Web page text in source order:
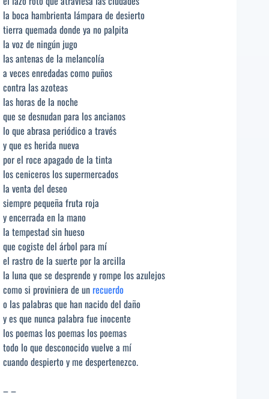
la boca hambrienta lámpara de desierto
tierra quemada donde ya no palpita
la voz de ningún jugo
las antenas de la melancolía
a veces enredadas como puños
contra las azoteas
las horas de la noche
que se desnudan para los ancianos
lo que abrasa periódico a través
y que es herida nueva
por el roce apagado de la tinta
los ceniceros los supermercados
la venta del deseo
siempre pequeña fruta roja
y encerrada en la mano
la tempestad sin hueso
que cogiste del árbol para mí
el rastro de la suerte por la arcilla
la luna que se desprende y rompe los azulejos
como si proviniera de un recuerdo
o las palabras que han nacido del daño
y es que nunca palabra fue inocente
los poemas los poemas los poemas
todo lo que desconocido vuelve a mí
cuando despierto y me despertenezco.
– –